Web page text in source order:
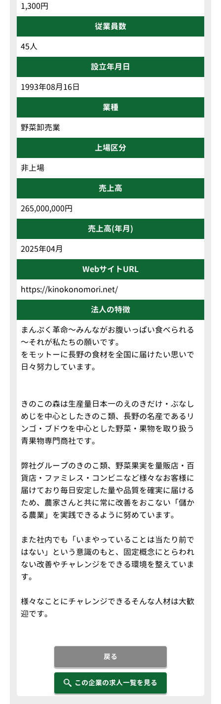
1,300円
従業員数
45人
設立年月日
1993年08月16日
業種
野菜卸売業
上場区分
非上場
売上高
265,000,000円
売上高(年月)
2025年04月
WebサイトURL
https://kinokonomori.net/
法人の特徴
まんぷく革命～みんながお腹いっぱい食べられる
～それが私たちの願いです。
をモットーに長野の食材を全国に届けたい思いで
日々努力しています。
きのこの森は生産量日本一のえのきだけ・ぶなし
めじを中心としたきのこ類、長野の名産であるリ
ンゴ・ブドウを中心とした野菜・果物を取り扱う
青果物専門商社です。
弊社グループのきのこ類、野菜果実を量販店・百
貨店・ファミレス・コンビニなど様々なお客様に
届けており毎日安定した量や品質を確実に届ける
ため、農家さんと共に常に改善をおこない「儲か
る農業」を実践できるように努めています。
また社内でも「いまやっていることは当たり前で
はない」という意識のもと、固定概念にとらわれ
ない改善やチャレンジをできる環境を整えていま
す。
様々なことにチャレンジできるそんな人材は大歓
迎です。
戻る
この企業の求人一覧を見る